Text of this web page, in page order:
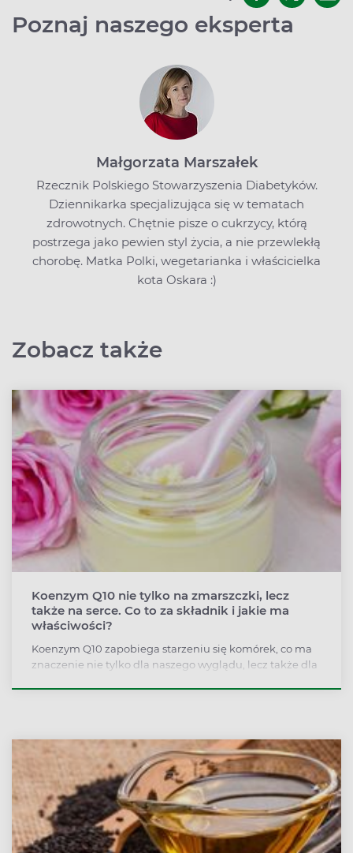
Poznaj naszego eksperta
Małgorzata Marszałek
Rzecznik Polskiego Stowarzyszenia Diabetyków.
Dziennikarka specjalizująca się w tematach
zdrowotnych. Chętnie pisze o cukrzycy, którą
postrzega jako pewien styl życia, a nie przewlekłą
chorobę. Matka Polki, wegetarianka i właścicielka
kota Oskara :)
Zobacz także
Koenzym Q10 nie tylko na zmarszczki, lecz
także na serce. Co to za składnik i jakie ma
właściwości?
Koenzym Q10 zapobiega starzeniu się komórek, co ma
znaczenie nie tylko dla naszego wyglądu, lecz także dla